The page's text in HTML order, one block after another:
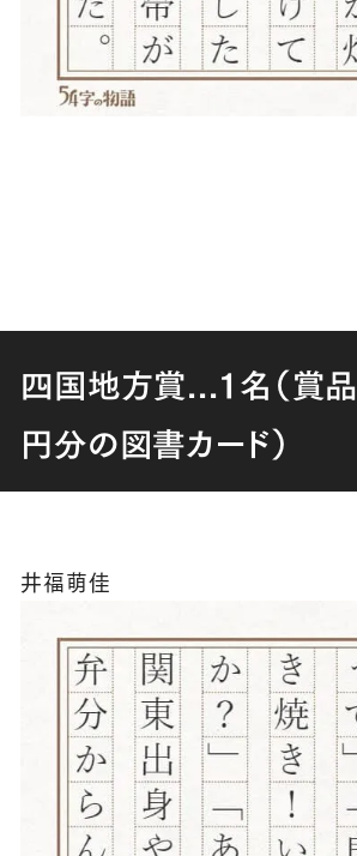
四国地方賞...１名（賞品
円分の図書カード）
井福萌佳